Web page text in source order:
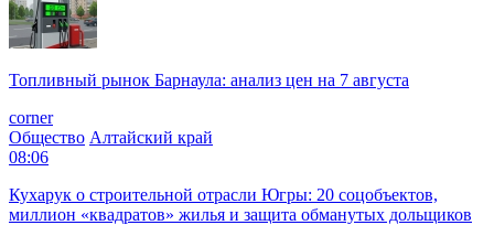
Топливный рынок Барнаула: анализ цен на 7 августа
corner
Общество Алтайский край
08:06
Кухарук о строительной отрасли Югры: 20 соцобъектов,
миллион «квадратов» жилья и защита обманутых дольщиков